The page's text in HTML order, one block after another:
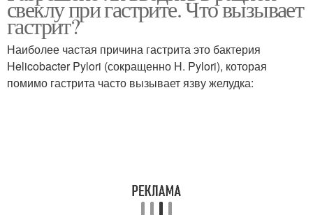
свеклу при гастрите. Что вызывает
гастрит?
Наиболее частая причина гастрита это бактерия
Helicobacter Pylori (сокращенно H. Pylori), которая
помимо гастрита часто вызывает язву желудка: